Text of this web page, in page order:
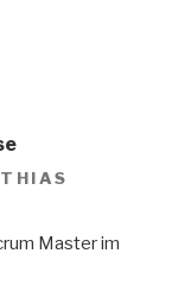
Master im